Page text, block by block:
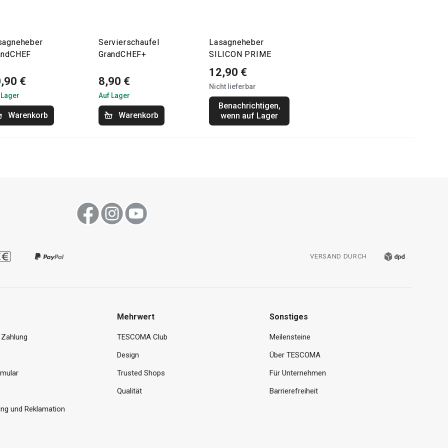
€
Warenkorb
Servierschaufel
GrandCHEF+
8,90 €
Auf Lager
Warenkorb
Lasagneheber
SILICON PRIME
12,90 €
Nicht lieferbar
Benachrichtigen,
wenn auf Lager
VERSAND DURCH
und Reklamation
Mehrwert
TESCOMA Club
Design
Trusted Shops
Qualität
Sonstiges
Meilensteine
Über TESCOMA
Für Unternehmen
Barrierefreiheit